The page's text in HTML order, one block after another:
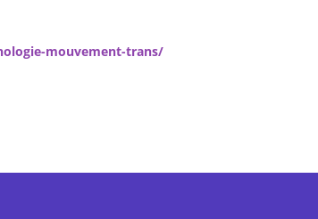
mouvement-trans/